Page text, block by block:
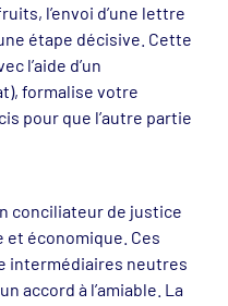
l’envoi d’une lettre
étape décisive. Cette
l’aide d’un
formalise votre
pour que l’autre partie
conciliateur de justice
économique. Ces
intermédiaires neutres
accord à l’amiable. La